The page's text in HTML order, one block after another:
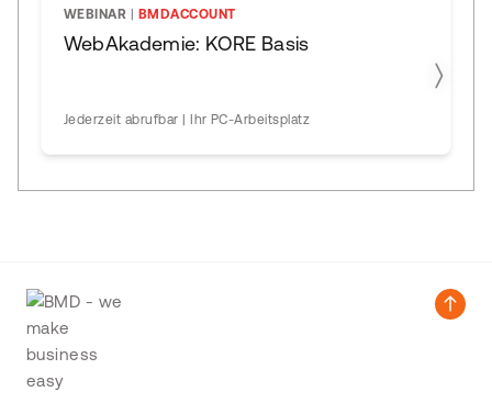
WEBINAR BMDACCOUNT
WebAkademie: KORE Basis
Jederzeit abrufbar | Ihr PC-Arbeitsplatz